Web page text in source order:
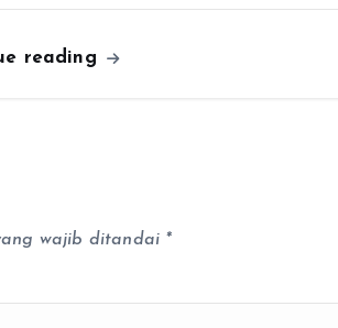
reading
wajib ditandai *